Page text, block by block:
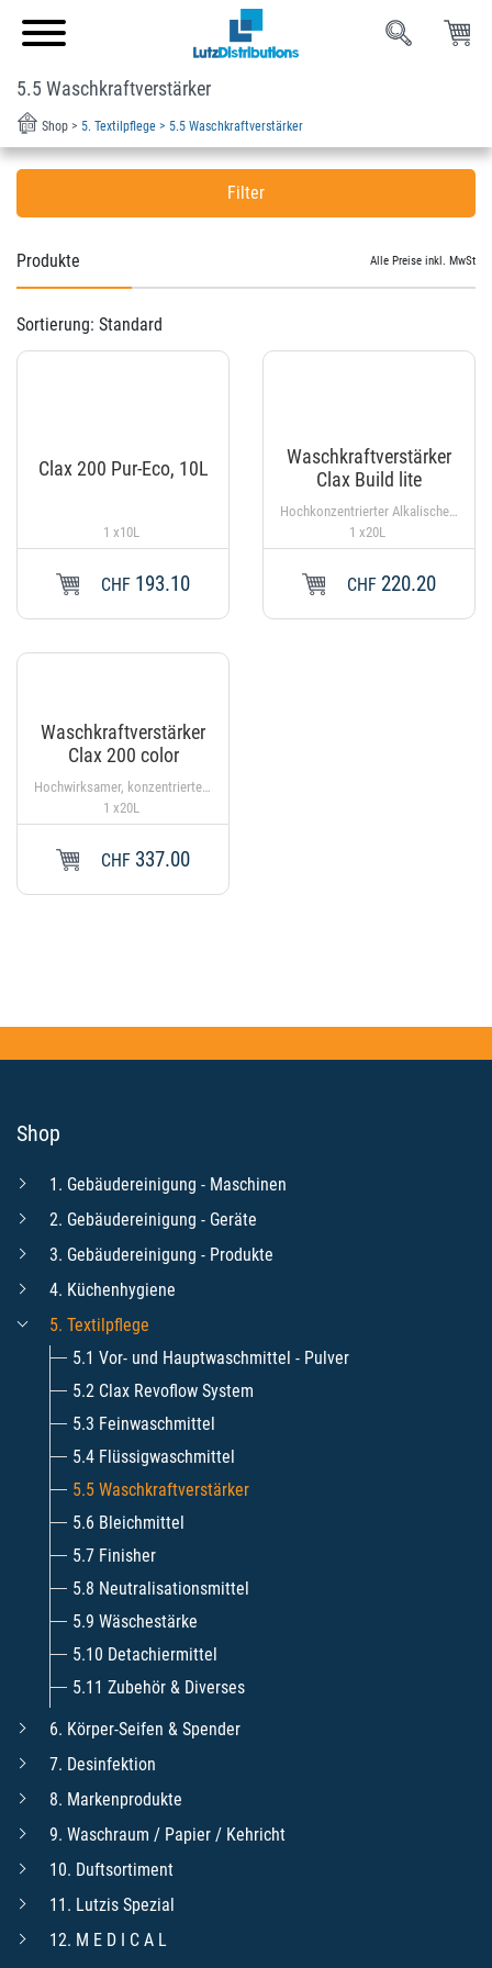
5.5 Waschkraftverstärker
Shop > 5. Textilpflege > 5.5 Waschkraftverstärker
Filter
Filtern nach Marken
Filter anwenden
Produkte
Sortierung: Standard
Alle Preise inkl. MwSt
Clax 200 Pur-Eco, 10L
1 x10L
CHF 193.10
Waschkraftverstärker
Clax Build lite
Hochkonzentrierter Alkalischer Waschkraftverstärker
1 x20L
CHF 220.20
Waschkraftverstärker
Clax 200 color
Hochwirksamer, konzentrierter Waschkraft-Fettlöser. Clax 200 color ist ein konzentrierter, flüssiger Waschkraftverstärker auf der Basis einer Tensidmischung, der für farbige Wäsche geeignet ist.
1 x20L
CHF 337.00
Shop
1. Gebäudereinigung - Maschinen
2. Gebäudereinigung - Geräte
3. Gebäudereinigung - Produkte
4. Küchenhygiene
5. Textilpflege
5.1 Vor- und Hauptwaschmittel - Pulver
5.2 Clax Revoflow System
5.3 Feinwaschmittel
5.4 Flüssigwaschmittel
5.5 Waschkraftverstärker
5.6 Bleichmittel
5.7 Finisher
5.8 Neutralisationsmittel
5.9 Wäschestärke
5.10 Detachiermittel
5.11 Zubehör & Diverses
6. Körper-Seifen & Spender
7. Desinfektion
8. Markenprodukte
9. Waschraum / Papier / Kehricht
10. Duftsortiment
11. Lutzis Spezial
12. M E D I C A L